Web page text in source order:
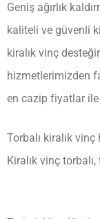
Geniş ağırlık
kaliteli ve güvenli
kiralık vinç
hizmetlerimizden
en cazip fiyatlar
Torbalı kiralık
Kiralık vinç